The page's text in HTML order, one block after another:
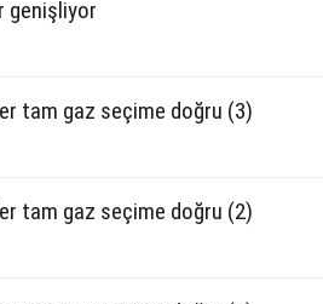
genişliyor
tam gaz seçime doğru (3)
tam gaz seçime doğru (2)